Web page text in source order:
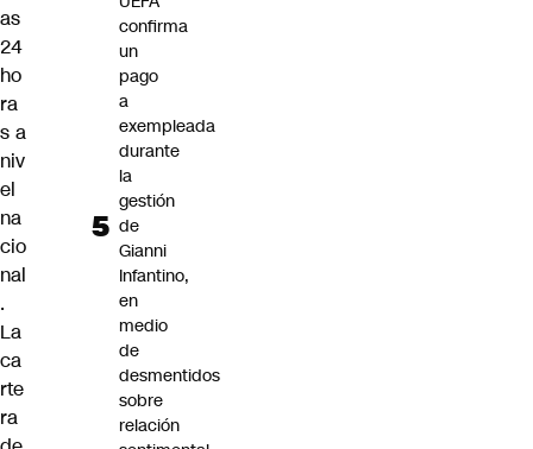
as
24
ho
ra
s a
niv
el
na
cio
nal
.
La
ca
rte
ra
confirma
un
pago
a
exempleada
durante
la
gestión
de
Gianni
Infantino,
en
medio
de
desmentidos
sobre
relación